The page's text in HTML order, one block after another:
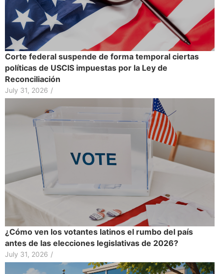
Corte federal suspende de forma temporal ciertas
políticas de USCIS impuestas por la Ley de
Reconciliación
July 31, 2026 /
¿Cómo ven los votantes latinos el rumbo del país
antes de las elecciones legislativas de 2026?
July 31, 2026 /